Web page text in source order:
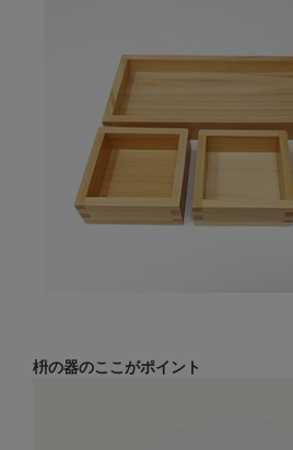
枡の器のここがポイント